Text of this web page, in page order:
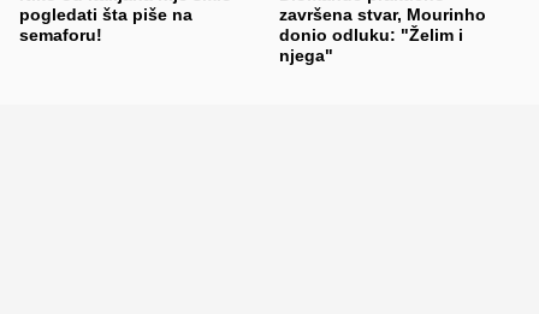
pogledati šta piše na
semaforu!
završena stvar, Mourinho
donio odluku: "Želim i
njega"